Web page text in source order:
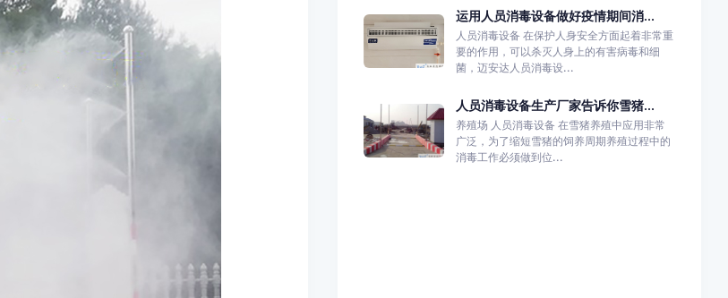
运用人员消毒设备做好疫情期间消...
人员消毒设备 在保护人身安全方面起着非常重
要的作用，可以杀灭人身上的有害病毒和细
菌，迈安达人员消毒设...
人员消毒设备生产厂家告诉你雪猪...
养殖场 人员消毒设备 在雪猪养殖中应用非常
广泛，为了缩短雪猪的饲养周期养殖过程中的
消毒工作必须做到位...